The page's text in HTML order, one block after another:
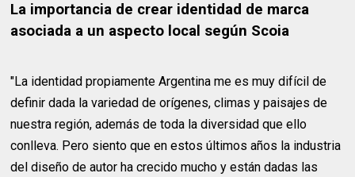
La importancia de crear identidad de marca
asociada a un aspecto local según Scoia
"La identidad propiamente Argentina me es muy difícil de
definir dada la variedad de orígenes, climas y paisajes de
nuestra región, además de toda la diversidad que ello
conlleva. Pero siento que en estos últimos años la industria
del diseño de autor ha crecido mucho y están dadas las